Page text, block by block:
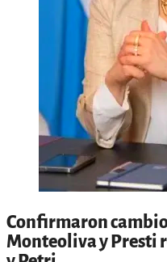
Confirmaron
Monteoliva y Presti